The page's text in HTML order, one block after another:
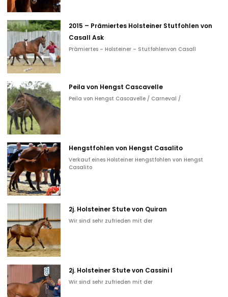
2015 – Prämiertes Holsteiner Stutfohlen von
Casall Ask
Prämiertes – Holsteiner – Stutfohlenvon Casall
Peila von Hengst Cascavelle
Peila von Hengst Cascavelle / Carneval /
Hengstfohlen von Hengst Casalito
Verkauf eines Holsteiner Hengstfohlen von Hengst
Casalito
2j. Holsteiner Stute von Quiran
Wir sind sehr zufrieden mit der
2j. Holsteiner Stute von Cassini I
Wir sind sehr zufrieden mit der